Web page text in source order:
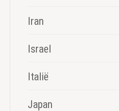
Iran
Israel
Italië
Japan